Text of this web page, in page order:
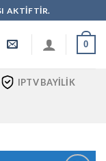
AKTIFTIR.
0
IPTV BAYILIK